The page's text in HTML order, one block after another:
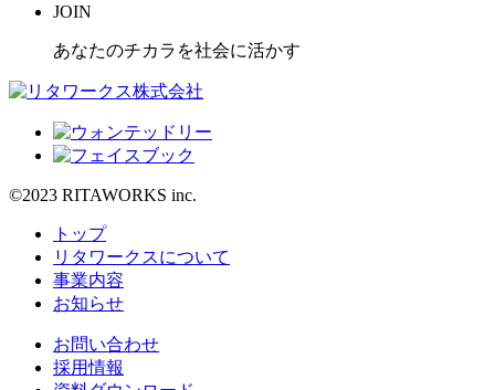
JOIN
あなたのチカラを社会に活かす
©2023 RITAWORKS inc.
トップ
リタワークスについて
事業内容
お知らせ
お問い合わせ
採用情報